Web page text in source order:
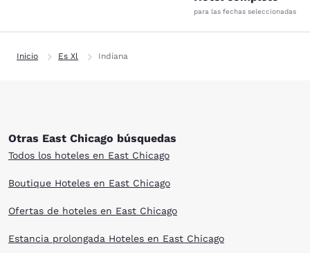
para las fechas seleccionadas
Inicio Es Xl Indiana
Otras East Chicago búsquedas
Todos los hoteles en East Chicago
Boutique Hoteles en East Chicago
Ofertas de hoteles en East Chicago
Estancia prolongada Hoteles en East Chicago